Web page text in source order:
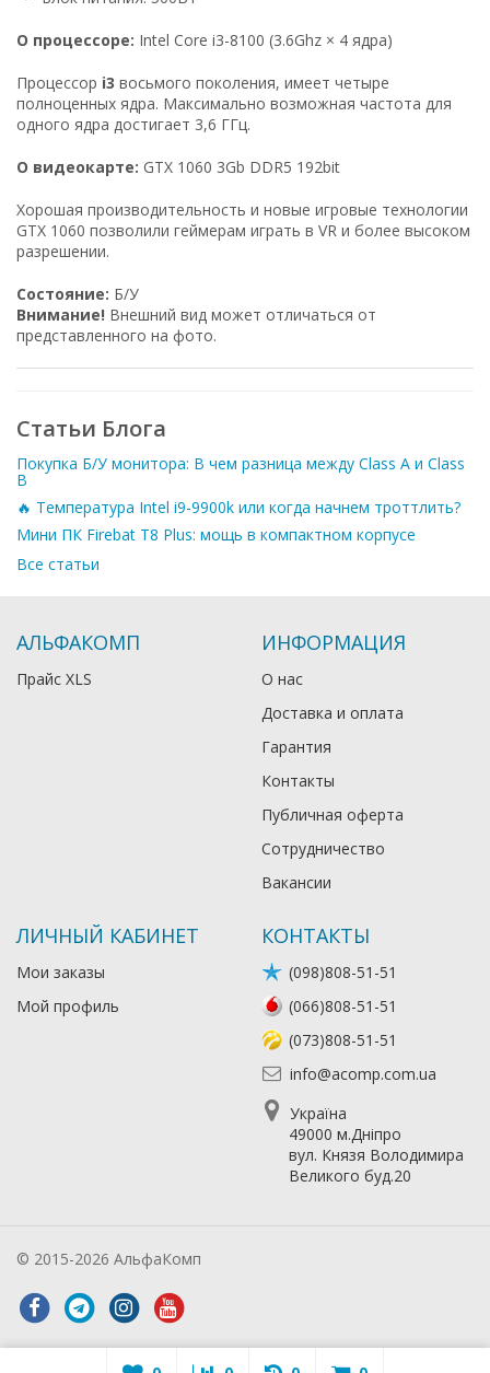
О процессоре: Intel Core i3-8100 (3.6Ghz × 4 ядра)
Процессор i3 восьмого поколения, имеет четыре
полноценных ядра. Максимально возможная частота для
одного ядра достигает 3,6 ГГц.
О видеокарте: GTX 1060 3Gb DDR5 192bit
Хорошая производительность и новые игровые технологии
GTX 1060 позволили геймерам играть в VR и более высоком
разрешении.
Состояние: Б/У
Внимание! Внешний вид может отличаться от
представленного на фото.
Статьи Блога
Покупка Б/У монитора: В чем разница между Class A и Class
B
🔥 Температура Intel i9-9900k или когда начнем троттлить?
Мини ПК Firebat T8 Plus: мощь в компактном корпусе
Все статьи
АЛЬФАКОМП
Прайс XLS
ИНФОРМАЦИЯ
О нас
Доставка и оплата
Гарантия
Контакты
Публичная оферта
Сотрудничество
Вакансии
ЛИЧНЫЙ КАБИНЕТ
Мои заказы
Мой профиль
КОНТАКТЫ
(098)808-51-51
(066)808-51-51
(073)808-51-51
info@acomp.com.ua
Україна
49000 м.Дніпро
вул. Князя Володимира
Великого буд.20
© 2015-2026 АльфаКомп